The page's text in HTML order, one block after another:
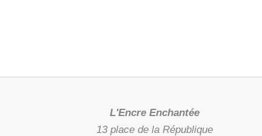
L'Encre Enchantée
13 place de la République